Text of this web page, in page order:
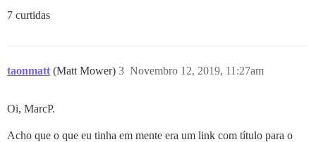
7 curtidas
taonmatt (Matt Mower) Novembro 12, 2019, 11:27am
3
Oi, MarcP.
Acho que o que eu tinha em mente era um link com título para o